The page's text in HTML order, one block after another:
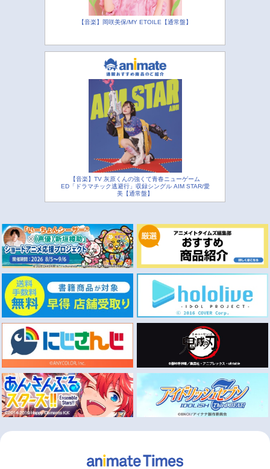
【音楽】岡咲美保/MY ETOILE【通常盤】
【音楽】TV 灰原くんの強くて青春ニューゲーム
ED「ドラマチック逃避行」収録シングル AIM STAR/愛
美【通常盤】